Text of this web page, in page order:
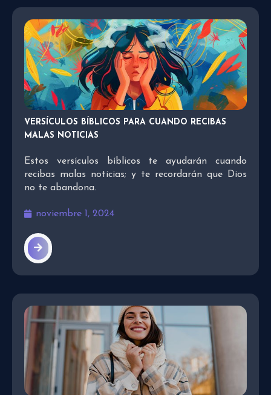
VERSÍCULOS BÍBLICOS PARA CUANDO RECIBAS
MALAS NOTICIAS
Estos versículos bíblicos te ayudarán cuando
recibas malas noticias; y te recordarán que Dios
no te abandona.
noviembre 1, 2024